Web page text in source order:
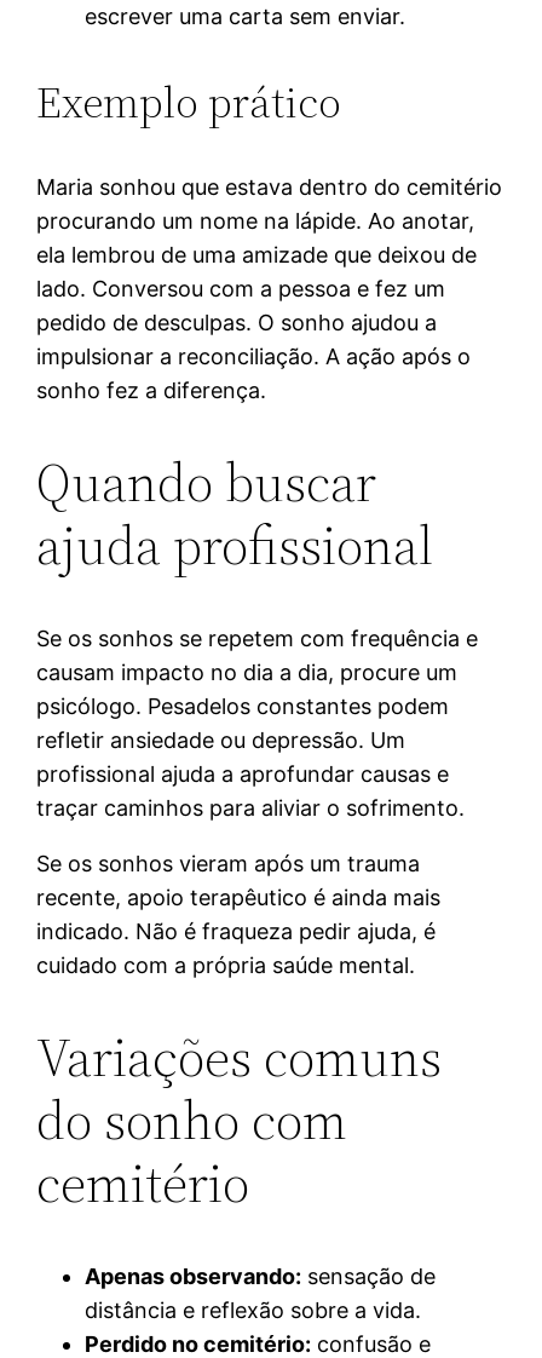
escrever uma carta sem enviar.
Exemplo prático
Maria sonhou que estava dentro do cemitério
procurando um nome na lápide. Ao anotar,
ela lembrou de uma amizade que deixou de
lado. Conversou com a pessoa e fez um
pedido de desculpas. O sonho ajudou a
impulsionar a reconciliação. A ação após o
sonho fez a diferença.
Quando buscar
ajuda profissional
Se os sonhos se repetem com frequência e
causam impacto no dia a dia, procure um
psicólogo. Pesadelos constantes podem
refletir ansiedade ou depressão. Um
profissional ajuda a aprofundar causas e
traçar caminhos para aliviar o sofrimento.
Se os sonhos vieram após um trauma
recente, apoio terapêutico é ainda mais
indicado. Não é fraqueza pedir ajuda, é
cuidado com a própria saúde mental.
Variações comuns
do sonho com
cemitério
Apenas observando: sensação de
distância e reflexão sobre a vida.
Perdido no cemitério: confusão e